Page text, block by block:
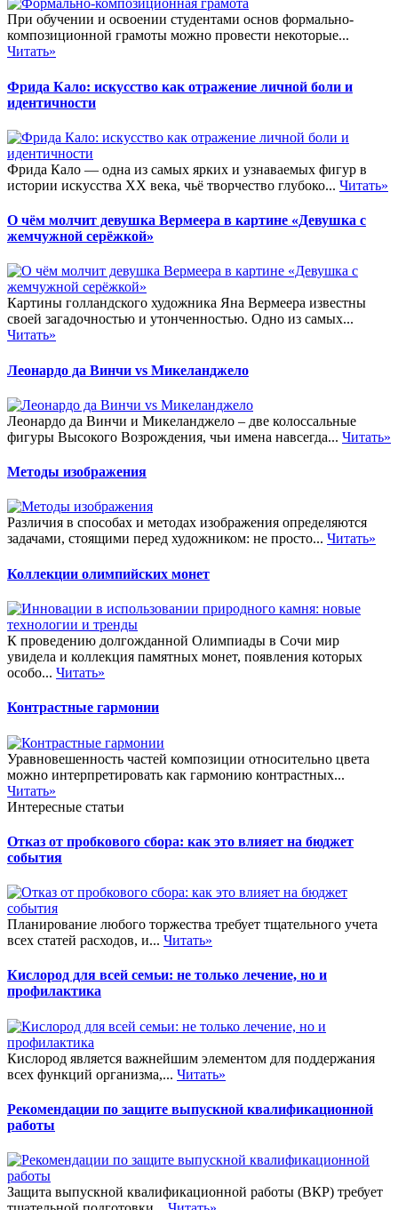
При обучении и освоении студентами основ формально-
композиционной грамоты можно провести некоторые...
Читать»
Фрида Кало: искусство как отражение личной боли и
идентичности
Фрида Кало — одна из самых ярких и узнаваемых фигур в
истории искусства XX века, чьё творчество глубоко... Читать»
О чём молчит девушка Вермеера в картине «Девушка с
жемчужной серёжкой»
Картины голландского художника Яна Вермеера известны
своей загадочностью и утонченностью. Одно из самых...
Читать»
Леонардо да Винчи vs Микеланджело
Леонардо да Винчи и Микеланджело – две колоссальные
фигуры Высокого Возрождения, чьи имена навсегда... Читать»
Методы изображения
Различия в способах и методах изображения определяются
задачами, стоящими перед художником: не просто... Читать»
Коллекции олимпийских монет
К проведению долгожданной Олимпиады в Сочи мир
увидела и коллекция памятных монет, появления которых
особо... Читать»
Контрастные гармонии
Уравновешенность частей композиции относительно цвета
можно интерпретировать как гармонию контрастных...
Читать»
Интересные статьи
Отказ от пробкового сбора: как это влияет на бюджет
события
Планирование любого торжества требует тщательного учета
всех статей расходов, и... Читать»
Кислород для всей семьи: не только лечение, но и
профилактика
Кислород является важнейшим элементом для поддержания
всех функций организма,... Читать»
Рекомендации по защите выпускной квалификационной
работы
Защита выпускной квалификационной работы (ВКР) требует